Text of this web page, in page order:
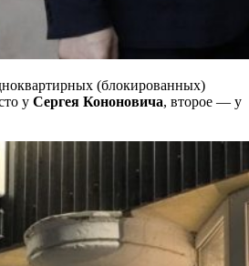
(блокированных)
у Сергея Кононовича, второе — у